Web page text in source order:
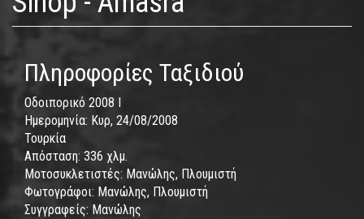
Πληροφορίες Ταξιδιού
Οδοιπορικό 2008 I
Ημερομηνία: Κυρ, 24/08/2008
Τουρκία
Απόσταση: 336 χλμ.
Μοτοσυκλετιστές: Μανώλης, Πλουμιστή
Φωτογράφοι: Μανώλης, Πλουμιστή
Συγγραφείς: Μανώλης